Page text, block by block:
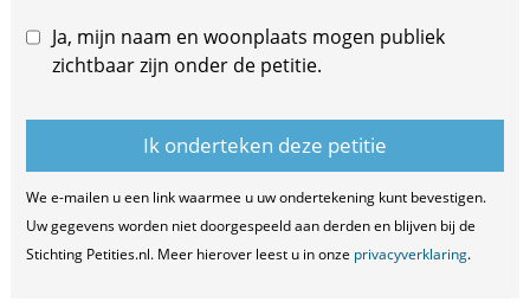
Ja, mijn naam en woonplaats mogen publiek
zichtbaar zijn onder de petitie.
We e-mailen u een link waarmee u uw ondertekening kunt bevestigen.
Uw gegevens worden niet doorgespeeld aan derden en blijven bij de
Stichting Petities.nl. Meer hierover leest u in onze privacyverklaring.